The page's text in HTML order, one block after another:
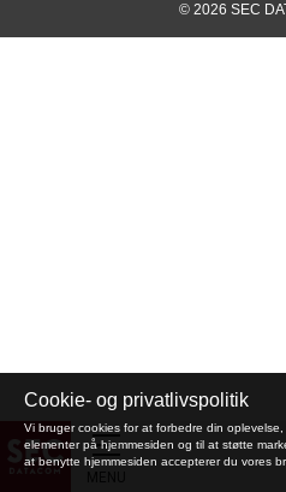
© 2026 SEC
Cookie- og privatlivspolitik
Vi bruger cookies for at forbedre din
elementer på hjemmesiden og til at støtte
at benytte hjemmesiden accepterer du vores